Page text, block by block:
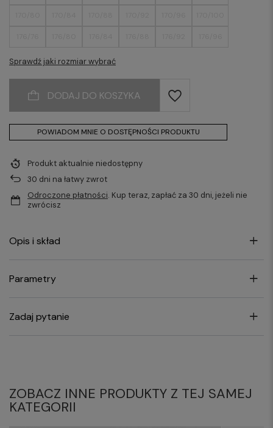
176/100 176/104 176/108
182/88 182/92 182/96 182/100
182/112 182/116 188/88 188/92 188/96
188/104 188/108 188/112
Sprawdź jaki rozmiar wybrać
DODAJ DO KOSZYKA
POWIADOM MNIE O DOSTĘPNOŚCI PRODUKTU
Produkt aktualnie niedostępny
30 dni na łatwy zwrot
Odroczone płatności. Kup teraz, zapłać za 30 dni, jeżeli nie
zwrócisz
Opis i skład
Parametry
Zadaj pytanie
ZOBACZ INNE PRODUKTY Z TEJ SAMEJ
KATEGORII